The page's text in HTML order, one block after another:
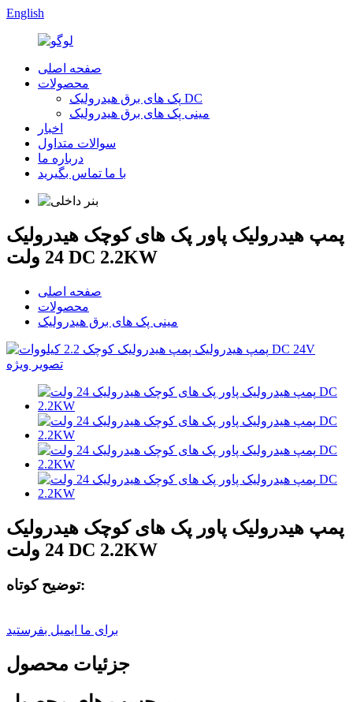
English
صفحه اصلی
محصولات
پک های برق هیدرولیک DC
مینی پک های برق هیدرولیک
اخبار
سوالات متداول
درباره ما
با ما تماس بگیرید
پمپ هیدرولیک پاور پک های کوچک هیدرولیک
24 ولت DC 2.2KW
صفحه اصلی
محصولات
مینی پک های برق هیدرولیک
پمپ هیدرولیک پاور پک های کوچک هیدرولیک
24 ولت DC 2.2KW
توضیح کوتاه:
برای ما ایمیل بفرستید
جزئیات محصول